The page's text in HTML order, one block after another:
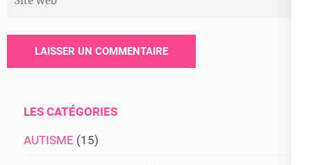
LES CATÉGORIES
AUTISME (15)